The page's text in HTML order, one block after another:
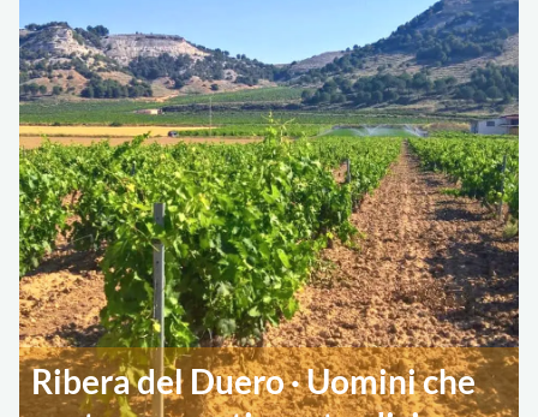
Ribera del Duero · Uomini che